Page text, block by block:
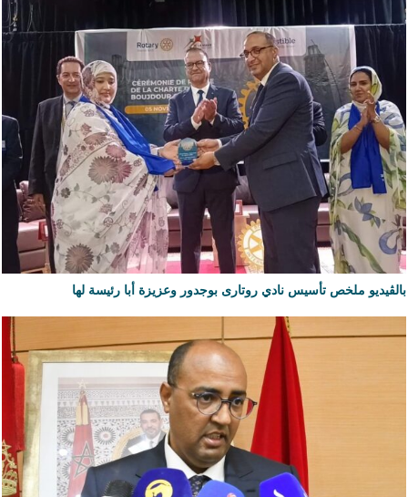
بالڨيديو ملخص تأسيس نادي روتارى بوجدور وعزيزة أبا رئيسة لها